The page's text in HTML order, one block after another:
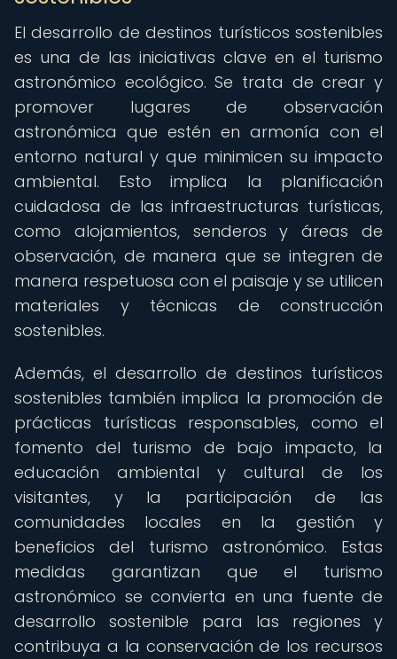
El desarrollo de destinos turísticos sostenibles
es una de las iniciativas clave en el turismo
astronómico ecológico. Se trata de crear y
promover lugares de observación
astronómica que estén en armonía con el
entorno natural y que minimicen su impacto
ambiental. Esto implica la planificación
cuidadosa de las infraestructuras turísticas,
como alojamientos, senderos y áreas de
observación, de manera que se integren de
manera respetuosa con el paisaje y se utilicen
materiales y técnicas de construcción
sostenibles.
Además, el desarrollo de destinos turísticos
sostenibles también implica la promoción de
prácticas turísticas responsables, como el
fomento del turismo de bajo impacto, la
educación ambiental y cultural de los
visitantes, y la participación de las
comunidades locales en la gestión y
beneficios del turismo astronómico. Estas
medidas garantizan que el turismo
astronómico se convierta en una fuente de
desarrollo sostenible para las regiones y
contribuya a la conservación de los recursos